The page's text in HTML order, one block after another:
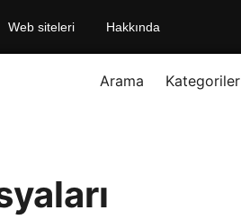
Web siteleri Hakkında
Arama Kategoriler